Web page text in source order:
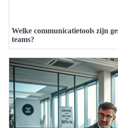
Welke communicatietools zijn
teams?